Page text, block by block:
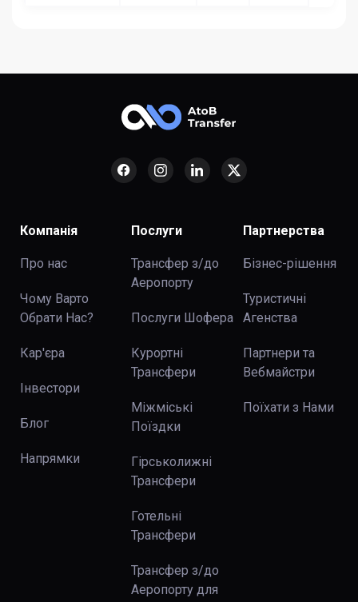
Компанія
Про нас
Чому Варто
Обрати Нас?
Кар'єра
Інвестори
Блог
Напрямки
Послуги
Трансфер з/до
Аеропорту
Послуги Шофера
Курортні
Трансфери
Міжміські
Поїздки
Гірськолижні
Трансфери
Готельні
Трансфери
Трансфер з/до
Аеропорту для
Партнерства
Бізнес-рішення
Туристичні
Агенства
Партнери та
Вебмайстри
Поїхати з Нами